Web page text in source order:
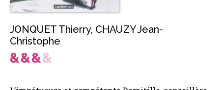
JONQUET Thierry, CHAUZY Jean-
Christophe